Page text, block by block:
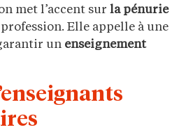
met l’accent sur la pénurie
Elle appelle à une
un enseignement